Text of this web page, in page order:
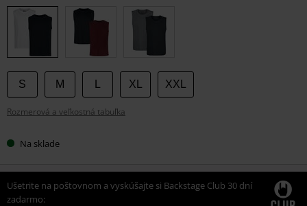
si
veľkosť
S M XL XXL
Rozmerová a veľkostná tabuľka
Na sklade
Ušetrite na poštovnom a vyskúšajte si Backstage Club 30 dní
zadarmo: